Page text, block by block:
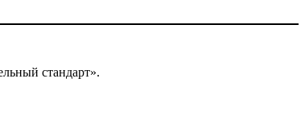
стандарт».